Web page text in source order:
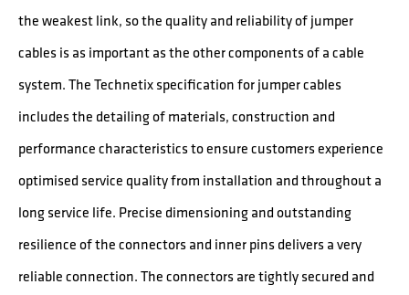
the weakest link, so the quality and reliability of jumper
cables is as important as the other components of a cable
system. The Technetix specification for jumper cables
includes the detailing of materials, construction and
performance characteristics to ensure customers experience
optimised service quality from installation and throughout a
long service life. Precise dimensioning and outstanding
resilience of the connectors and inner pins delivers a very
reliable connection. The connectors are tightly secured and